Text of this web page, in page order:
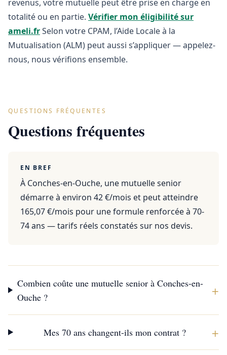
revenus, votre mutuelle peut être prise en charge en
totalité ou en partie. Vérifier mon éligibilité sur
ameli.frSelon votre CPAM, l’Aide Locale à la
Mutualisation (ALM) peut aussi s’appliquer — appelez-
nous, nous vérifions ensemble.
QUESTIONS FRÉQUENTES
Questions fréquentes
EN BREF
À Conches-en-Ouche, une mutuelle senior
démarre à environ 42 €/mois et peut atteindre
165,07 €/mois pour une formule renforcée à 70-
74 ans — tarifs réels constatés sur nos devis.
Combien coûte une mutuelle senior à Conches-en-
Ouche ?
+
Mes 70 ans changent-ils mon contrat ? +